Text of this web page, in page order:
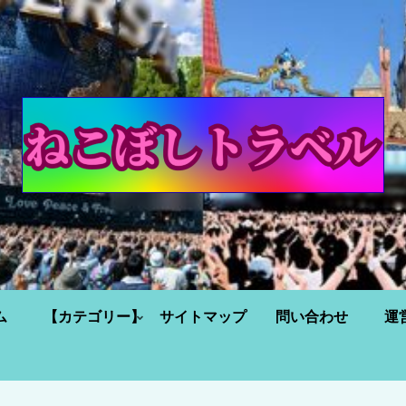
【カテゴリー】 サイトマップ 問い合わせ 運